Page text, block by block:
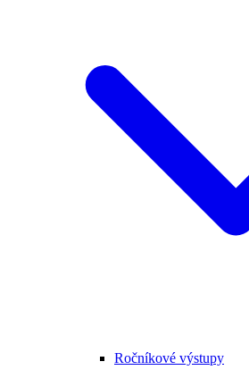
Ročníkové výstupy